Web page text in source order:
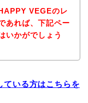
VEGEのレ
あれば、下記ペー
いかがでしょう
ている方はこちらを